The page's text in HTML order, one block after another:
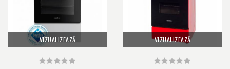
VIZUALIZEAZĂ VIZUALIZEAZĂ